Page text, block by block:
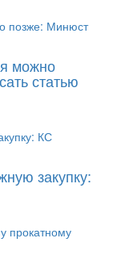
можно
статью
закупку: